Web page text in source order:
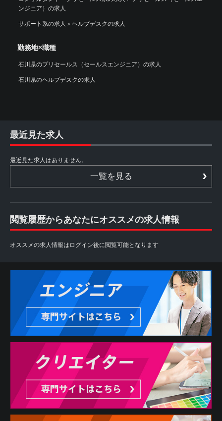
ンジニア）の求人
サポート系の求人 ＞ ヘルプデスクの求人
勤務地×職種
石川県のプリセールス（セールスエンジニア）の求人
石川県のヘルプデスクの求人
最近見た求人
最近見た求人はありません。
一覧を見る
閲覧履歴からあなたにオススメの求人情報
オススメの求人情報はログイン後に閲覧可能となります